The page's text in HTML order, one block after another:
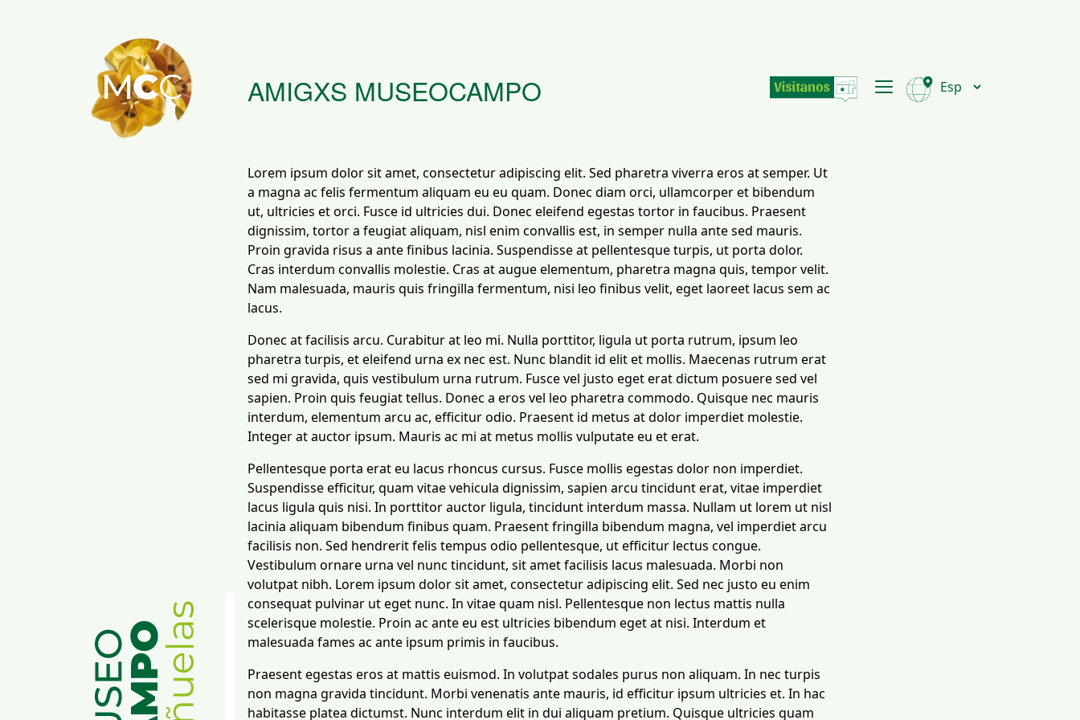
AMIGXS MUSEOCAMPO
Lorem ipsum dolor sit amet, consectetur adipiscing elit. Sed pharetra viverra eros at semper. Ut
a magna ac felis fermentum aliquam eu eu quam. Donec diam orci, ullamcorper et bibendum
ut, ultricies et orci. Fusce id ultricies dui. Donec eleifend egestas tortor in faucibus. Praesent
dignissim, tortor a feugiat aliquam, nisl enim convallis est, in semper nulla ante sed mauris.
Proin gravida risus a ante finibus lacinia. Suspendisse at pellentesque turpis, ut porta dolor.
Cras interdum convallis molestie. Cras at augue elementum, pharetra magna quis, tempor velit.
Nam malesuada, mauris quis fringilla fermentum, nisi leo finibus velit, eget laoreet lacus sem ac
lacus.
Donec at facilisis arcu. Curabitur at leo mi. Nulla porttitor, ligula ut porta rutrum, ipsum leo
pharetra turpis, et eleifend urna ex nec est. Nunc blandit id elit et mollis. Maecenas rutrum erat
sed mi gravida, quis vestibulum urna rutrum. Fusce vel justo eget erat dictum posuere sed vel
sapien. Proin quis feugiat tellus. Donec a eros vel leo pharetra commodo. Quisque nec mauris
interdum, elementum arcu ac, efficitur odio. Praesent id metus at dolor imperdiet molestie.
Integer at auctor ipsum. Mauris ac mi at metus mollis vulputate eu et erat.
Pellentesque porta erat eu lacus rhoncus cursus. Fusce mollis egestas dolor non imperdiet.
Suspendisse efficitur, quam vitae vehicula dignissim, sapien arcu tincidunt erat, vitae imperdiet
lacus ligula quis nisi. In porttitor auctor ligula, tincidunt interdum massa. Nullam ut lorem ut nisl
lacinia aliquam bibendum finibus quam. Praesent fringilla bibendum magna, vel imperdiet arcu
facilisis non. Sed hendrerit felis tempus odio pellentesque, ut efficitur lectus congue.
Vestibulum ornare urna vel nunc tincidunt, sit amet facilisis lacus malesuada. Morbi non
volutpat nibh. Lorem ipsum dolor sit amet, consectetur adipiscing elit. Sed nec justo eu enim
consequat pulvinar ut eget nunc. In vitae quam nisl. Pellentesque non lectus mattis nulla
scelerisque molestie. Proin ac ante eu est ultricies bibendum eget at nisi. Interdum et
malesuada fames ac ante ipsum primis in faucibus.
Praesent egestas eros at mattis euismod. In volutpat sodales purus non aliquam. In nec turpis
non magna gravida tincidunt. Morbi venenatis ante mauris, id efficitur ipsum ultricies et. In hac
habitasse platea dictumst. Nunc interdum elit in dui aliquam pretium. Quisque ultricies quam